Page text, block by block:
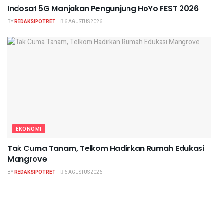
Indosat 5G Manjakan Pengunjung HoYo FEST 2026
BYREDAKSIPOTRET 6 AGUSTUS 2026
EKONOMI
Tak Cuma Tanam, Telkom Hadirkan Rumah Edukasi
Mangrove
BYREDAKSIPOTRET 6 AGUSTUS 2026